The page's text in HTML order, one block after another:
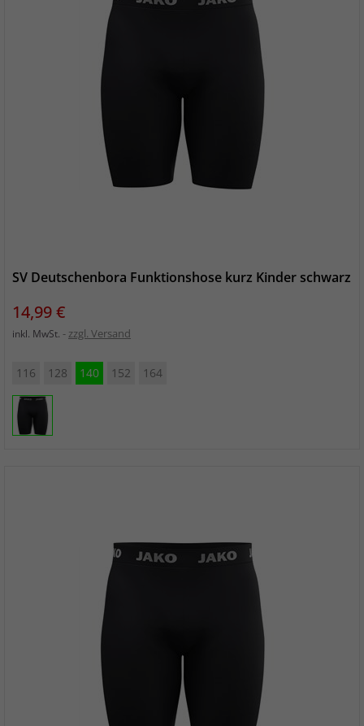
SV Deutschenbora Funktionshose kurz Kinder schwarz
Preis
14,99 €
inkl. MwSt. zzgl. Versand
116 128 140 152 164